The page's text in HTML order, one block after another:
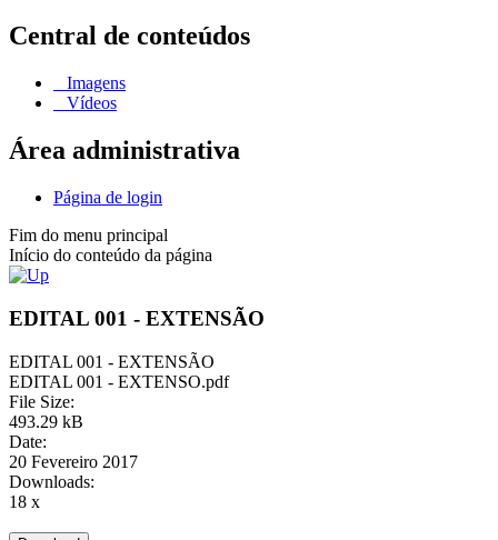
Central de conteúdos
Imagens
Vídeos
Área administrativa
Página de login
Fim do menu principal
Início do conteúdo da página
EDITAL 001 - EXTENSÃO
EDITAL 001 - EXTENSÃO
EDITAL 001 - EXTENSO.pdf
File Size:
493.29 kB
Date:
20 Fevereiro 2017
Downloads:
18 x